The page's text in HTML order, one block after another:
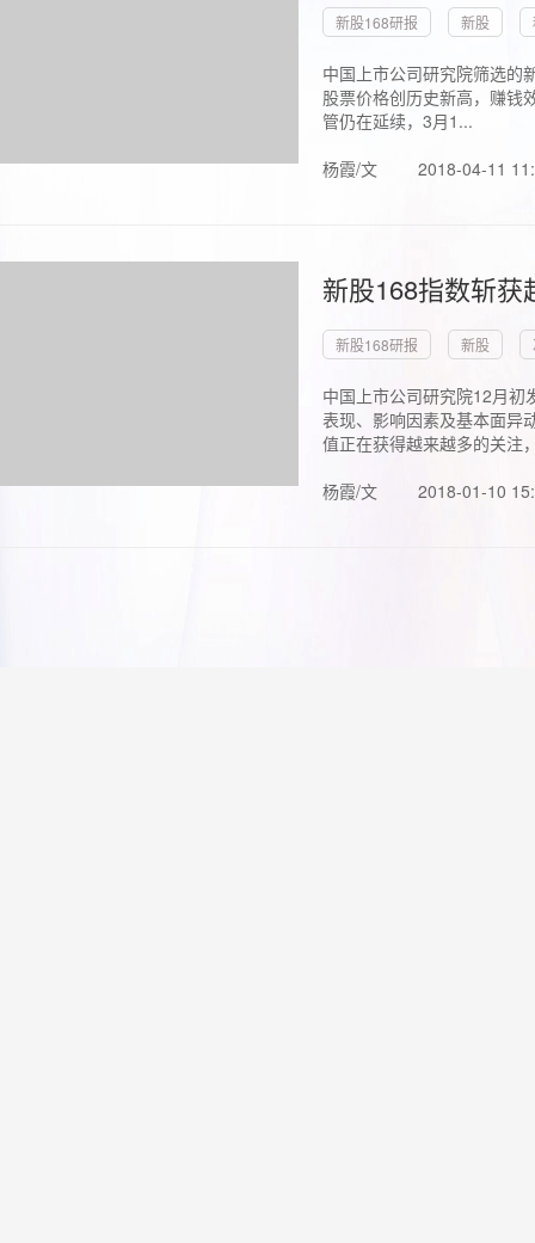
新股168研报 新股
中国上市公司研究院筛选的
股票价格创历史新高，赚钱
管仍在延续，3月1...
杨霞/文
2018-04-11
新股168指数斩
新股168研报 新股
中国上市公司研究院12月初
表现、影响因素及基本面异
值正在获得越来越多的关注
杨霞/文
2018-01-10